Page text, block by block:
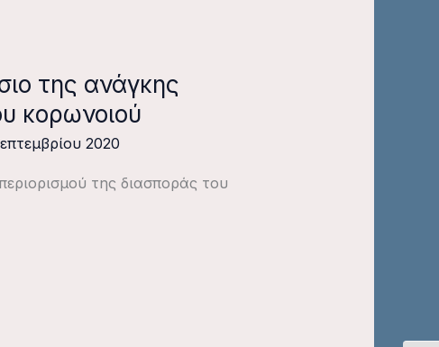
της ανάγκης
κορωνοιού
2020
της διασποράς του